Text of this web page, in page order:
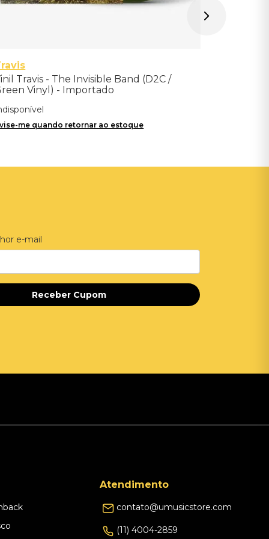
Travis - The Invisible Band (D2C /
Vinyl) - Importado
me quando retornar ao estoque
e-mail
Receber Cupom
Atendimento
contato@umusicstore.com
(11) 4004-2859